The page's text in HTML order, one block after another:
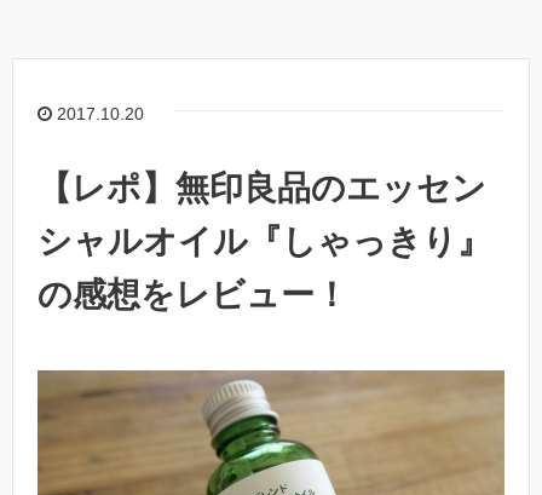
2017.10.20
【レポ】無印良品のエッセン
シャルオイル『しゃっきり』
の感想をレビュー！